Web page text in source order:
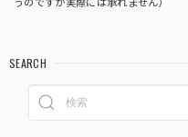
うのですが実際には承れません）
SEARCH